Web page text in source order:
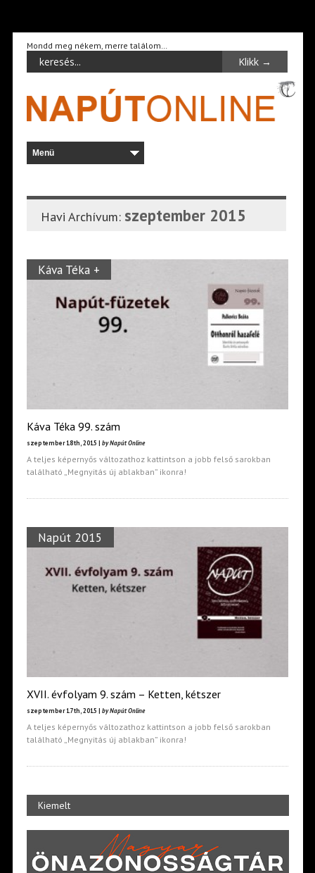
Mondd meg nékem, merre találom…
Havi Archívum: szeptember 2015
Káva Téka +
Káva Téka 99. szám
szeptember 18th, 2015 | by Napút Online
A teljes képernyős változathoz kattintson a jobb felső sarokban
található „Megnyitás új ablakban” ikonra!
Napút 2015
XVII. évfolyam 9. szám – Ketten, kétszer
szeptember 17th, 2015 | by Napút Online
A teljes képernyős változathoz kattintson a jobb felső sarokban
található „Megnyitás új ablakban” ikonra!
Kiemelt